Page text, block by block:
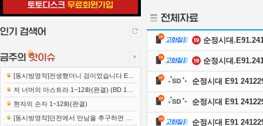
[동시방영작]전생했더니 검이었습니다 E12
221222 1080p-NEXT
저 너머의 아스트라 1~12화(완결) (BD 192
0x1080 x265-10Bit FLACx2)
현자의 손자 1~12화(완결)
[동시방영작]던전에서 만남을 추구하면 안
순정시대
순정시대
순정시대 E91
순정시대 E91
순정시대 E91